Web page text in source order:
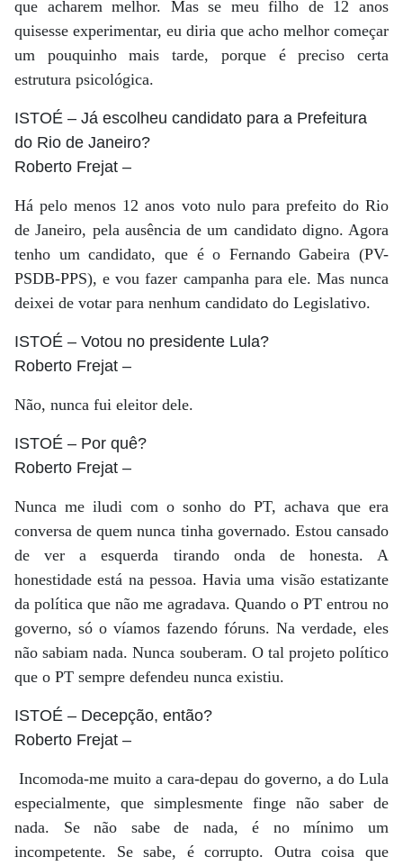
que acharem melhor. Mas se meu filho de 12 anos
quisesse experimentar, eu diria que acho melhor começar
um pouquinho mais tarde, porque é preciso certa
estrutura psicológica.
ISTOÉ – Já escolheu candidato para a Prefeitura
do Rio de Janeiro?
Roberto Frejat –
Há pelo menos 12 anos voto nulo para prefeito do Rio
de Janeiro, pela ausência de um candidato digno. Agora
tenho um candidato, que é o Fernando Gabeira (PV-
PSDB-PPS), e vou fazer campanha para ele. Mas nunca
deixei de votar para nenhum candidato do Legislativo.
ISTOÉ – Votou no presidente Lula?
Roberto Frejat –
Não, nunca fui eleitor dele.
ISTOÉ – Por quê?
Roberto Frejat –
Nunca me iludi com o sonho do PT, achava que era
conversa de quem nunca tinha governado. Estou cansado
de ver a esquerda tirando onda de honesta. A
honestidade está na pessoa. Havia uma visão estatizante
da política que não me agradava. Quando o PT entrou no
governo, só o víamos fazendo fóruns. Na verdade, eles
não sabiam nada. Nunca souberam. O tal projeto político
que o PT sempre defendeu nunca existiu.
ISTOÉ – Decepção, então?
Roberto Frejat –
Incomoda-me muito a cara-depau do governo, a do Lula
especialmente, que simplesmente finge não saber de
nada. Se não sabe de nada, é no mínimo um
incompetente. Se sabe, é corrupto. Outra coisa que